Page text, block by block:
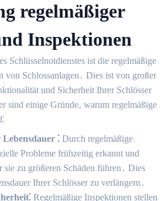
regelmäßiger
Inspektionen
Schlüsselnotdienstes ist die regelmäßige
von Schlossanlagen․ Dies ist von großer
und Sicherheit Ihrer Schlösser
sind einige Gründe‚ warum regelmäßige
⁚ Durch regelmäßige
Probleme frühzeitig erkannt und
sie zu größeren Schäden führen․ Dies
Ihrer Schlösser zu verlängern․
Regelmäßige Inspektionen stellen